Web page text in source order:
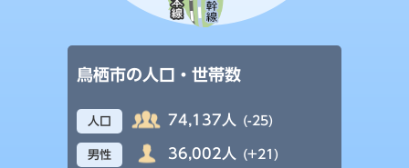
鳥栖市の人口・世帯数
人口 74,137人 (-25)
男性 36,002人 (+21)